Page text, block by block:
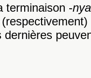
terminaison -nya